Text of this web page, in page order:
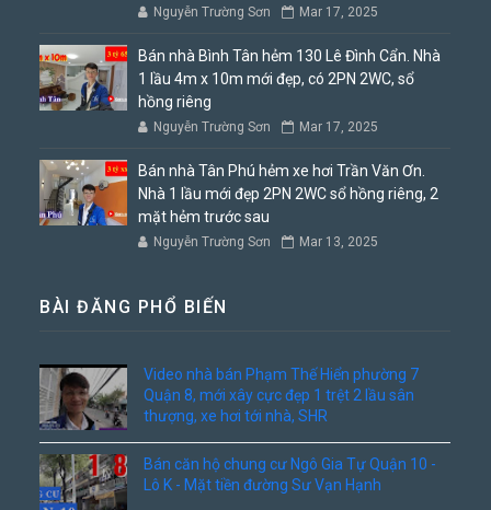
Nguyễn Trường Sơn Mar 17, 2025
Bán nhà Bình Tân hẻm 130 Lê Đình Cẩn. Nhà
1 lầu 4m x 10m mới đẹp, có 2PN 2WC, sổ
hồng riêng
Nguyễn Trường Sơn Mar 17, 2025
Bán nhà Tân Phú hẻm xe hơi Trần Văn Ơn.
Nhà 1 lầu mới đẹp 2PN 2WC sổ hồng riêng, 2
mặt hẻm trước sau
Nguyễn Trường Sơn Mar 13, 2025
BÀI ĐĂNG PHỔ BIẾN
Video nhà bán Phạm Thế Hiển phường 7
Quận 8, mới xây cực đẹp 1 trệt 2 lầu sân
thượng, xe hơi tới nhà, SHR
Bán căn hộ chung cư Ngô Gia Tự Quận 10 -
Lô K - Mặt tiền đường Sư Vạn Hạnh